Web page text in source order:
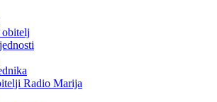
obitelj
Radio Marija